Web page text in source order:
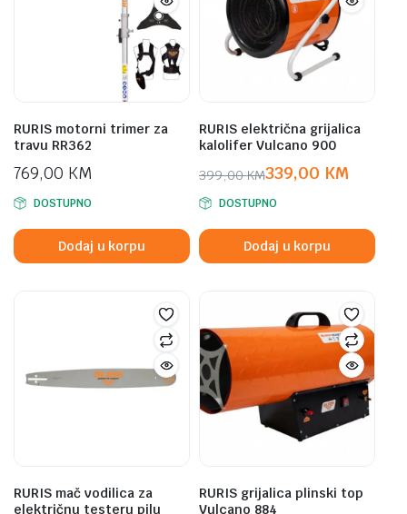
RURIS motorni trimer za
travu RR362
769,00 KM
DOSTUPNO
Dodaj u korpu
RURIS električna grijalica
kalolifer Vulcano 900
399,00KM
Original
price
was:
399,00 KM.
339,00 KM
Current
price
is:
339,00 KM.
DOSTUPNO
Dodaj u korpu
RURIS mač vodilica za
električnu testeru pilu
RURIS grijalica plinski top
Vulcano 884